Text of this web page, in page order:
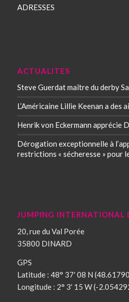
ADRESSES
ACTUALITES
Steve Guerdat maître du derby
L’Américaine Lillie Keenan a des
Henrik von Eckermann apprécie
Dérogation exceptionnelle à
restrictions « sécheresse » pour
JUMPING INTERNATIONAL
20, rue du Val Porée
35800 DINARD
GPS
Latitude : 48° 37′ 08 N
Longitude : 2° 3′ 15 W (-